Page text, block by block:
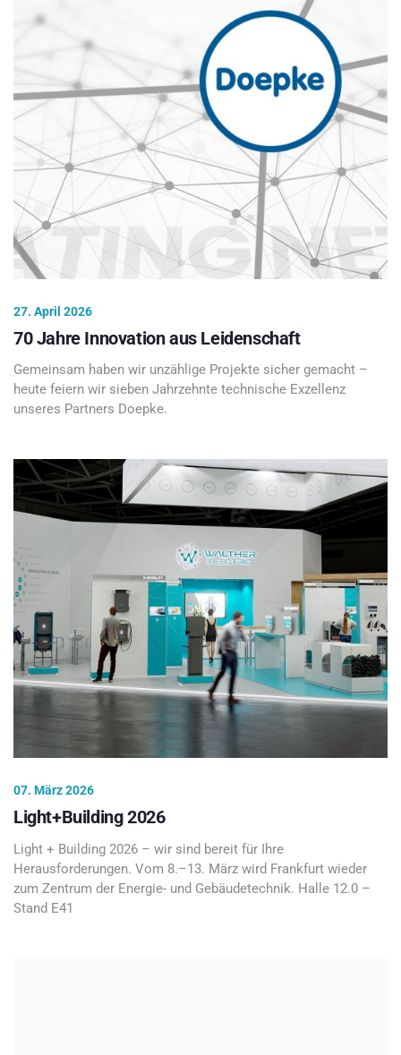
27. April 2026
70 Jahre Innovation aus Leidenschaft
Gemeinsam haben wir unzählige Projekte sicher gemacht –
heute feiern wir sieben Jahrzehnte technische Exzellenz
unseres Partners Doepke.
07. März 2026
Light+Building 2026
Light + Building 2026 – wir sind bereit für Ihre
Herausforderungen. Vom 8.–13. März wird Frankfurt wieder
zum Zentrum der Energie- und Gebäudetechnik. Halle 12.0 –
Stand E41